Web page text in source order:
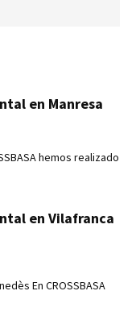
en Manresa
hemos realizado
en Vilafranca
En CROSSBASA